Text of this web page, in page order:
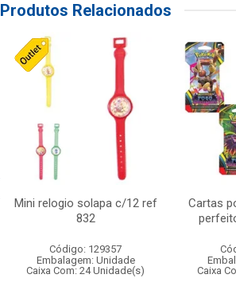
Produtos Relacionados
Mini relogio solapa c/12 ref
832
Código: 129357
Embalagem: Unidade
Caixa Com: 24 Unidade(s)
Cartas
Caixa